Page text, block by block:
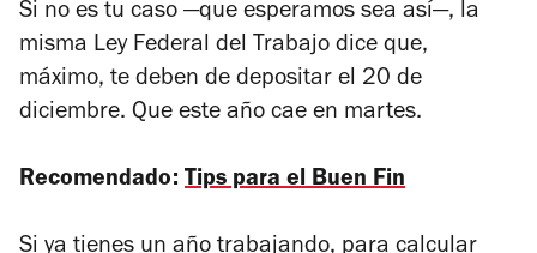
Si no es tu caso —que esperamos sea así—, la
misma Ley Federal del Trabajo dice que,
máximo, te deben de depositar el 20 de
diciembre. Que este año cae en martes.
Recomendado: Tips para el Buen Fin
Si ya tienes un año trabajando, para calcular